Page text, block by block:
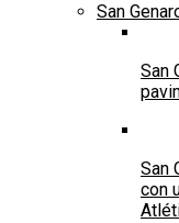
San
San
San
con